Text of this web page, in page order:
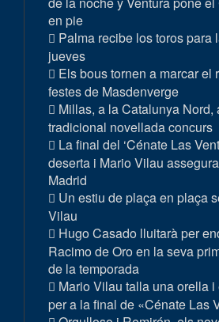
en pie
Palma recibe los toros para
jueves
Els bous tornen a marcar el
festes de Masdenverge
Millas, a la Catalunya Nord,
tradicional novellada concurs
La final del ‘Cénate Las
deserta i Mario Vilau
Madrid
Un estiu de plaça en plaça
Vilau
Hugo Casado lluitarà per
Racimo de Oro en la seva
de la temporada
Mario Vilau talla una orella
per a la final de «Cénate Las